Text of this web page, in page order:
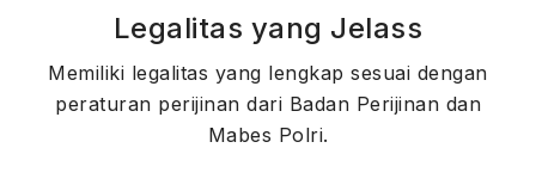
Legalitas yang Jelass
Memiliki legalitas yang lengkap sesuai dengan
peraturan perijinan dari Badan Perijinan dan
Mabes Polri.